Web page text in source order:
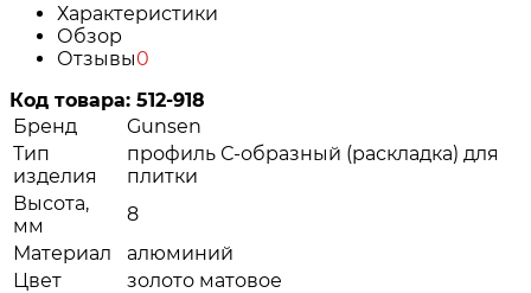
Характеристики
Обзор
Отзывы0
Код товара: 512-918
Бренд
Gunsen
Тип
изделия
профиль С-образный (раскладка) для
плитки
Высота,
мм
8
Материал
алюминий
Цвет
золото матовое